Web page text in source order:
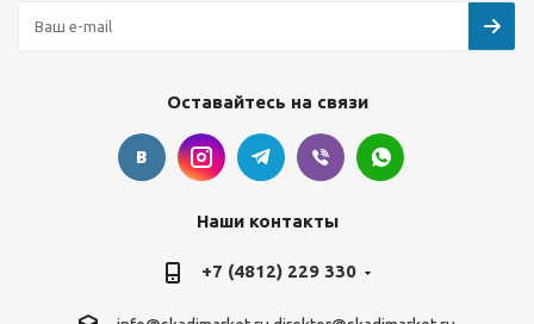
Оставайтесь на связи
Наши контакты
+7 (4812) 229 330